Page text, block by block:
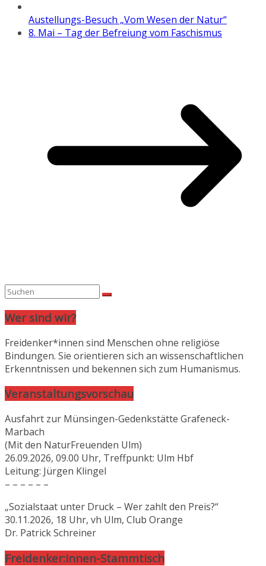
Austellungs-Besuch „Vom Wesen der Natur“
8. Mai – Tag der Befreiung vom Faschismus
Wer sind wir?
Freidenker*innen sind Menschen ohne religiöse
Bindungen. Sie orientieren sich an wissenschaftlichen
Erkenntnissen und bekennen sich zum Humanismus.
Veranstaltungsvorschau
Ausfahrt zur Münsingen-Gedenkstätte Grafeneck-
Marbach
(Mit den NaturFreuenden Ulm)
26.09.2026, 09.00 Uhr, Treffpunkt: Ulm Hbf
Leitung: Jürgen Klingel
– – – – – –
„Sozialstaat unter Druck – Wer zahlt den Preis?“
30.11.2026, 18 Uhr, vh Ulm, Club Orange
Dr. Patrick Schreiner
Freidenker:innen-Stammtisch